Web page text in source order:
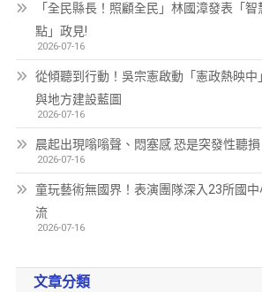
「全民縣長！照顧全民」林國漳發表「
點」政見!
2026-07-16
從傾聽到行動！吳宗憲啟動「憲政熱映
與地方建設藍圖
2026-07-16
晨起出現嗡嗡聲、悶塞感 恐是突發性聽損
2026-07-16
童玩藝術無國界！表演團隊深入23所國
流
2026-07-16
文章分類